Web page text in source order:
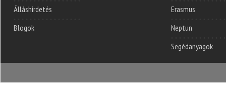
Álláshirdetés
Blogok
Erasmus
Neptun
Segédanyagok